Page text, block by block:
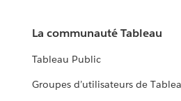
La communauté Tableau
Tableau Public
Groupes d’utilisateurs de